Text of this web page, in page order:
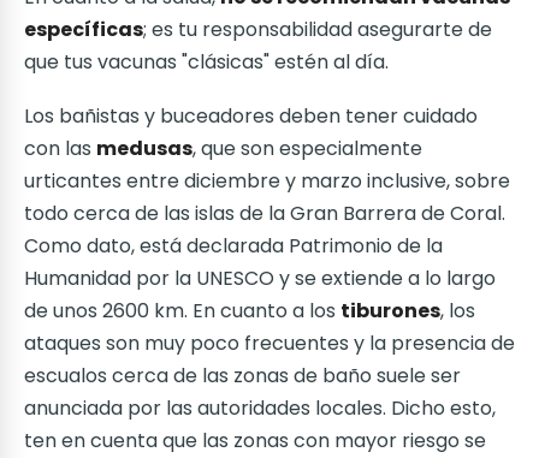
específicas; es tu responsabilidad asegurarte de
que tus vacunas "clásicas" estén al día.
Los bañistas y buceadores deben tener cuidado
con las medusas, que son especialmente
urticantes entre diciembre y marzo inclusive, sobre
todo cerca de las islas de la Gran Barrera de Coral.
Como dato, está declarada Patrimonio de la
Humanidad por la UNESCO y se extiende a lo largo
de unos 2600 km. En cuanto a los tiburones, los
ataques son muy poco frecuentes y la presencia de
escualos cerca de las zonas de baño suele ser
anunciada por las autoridades locales. Dicho esto,
ten en cuenta que las zonas con mayor riesgo se